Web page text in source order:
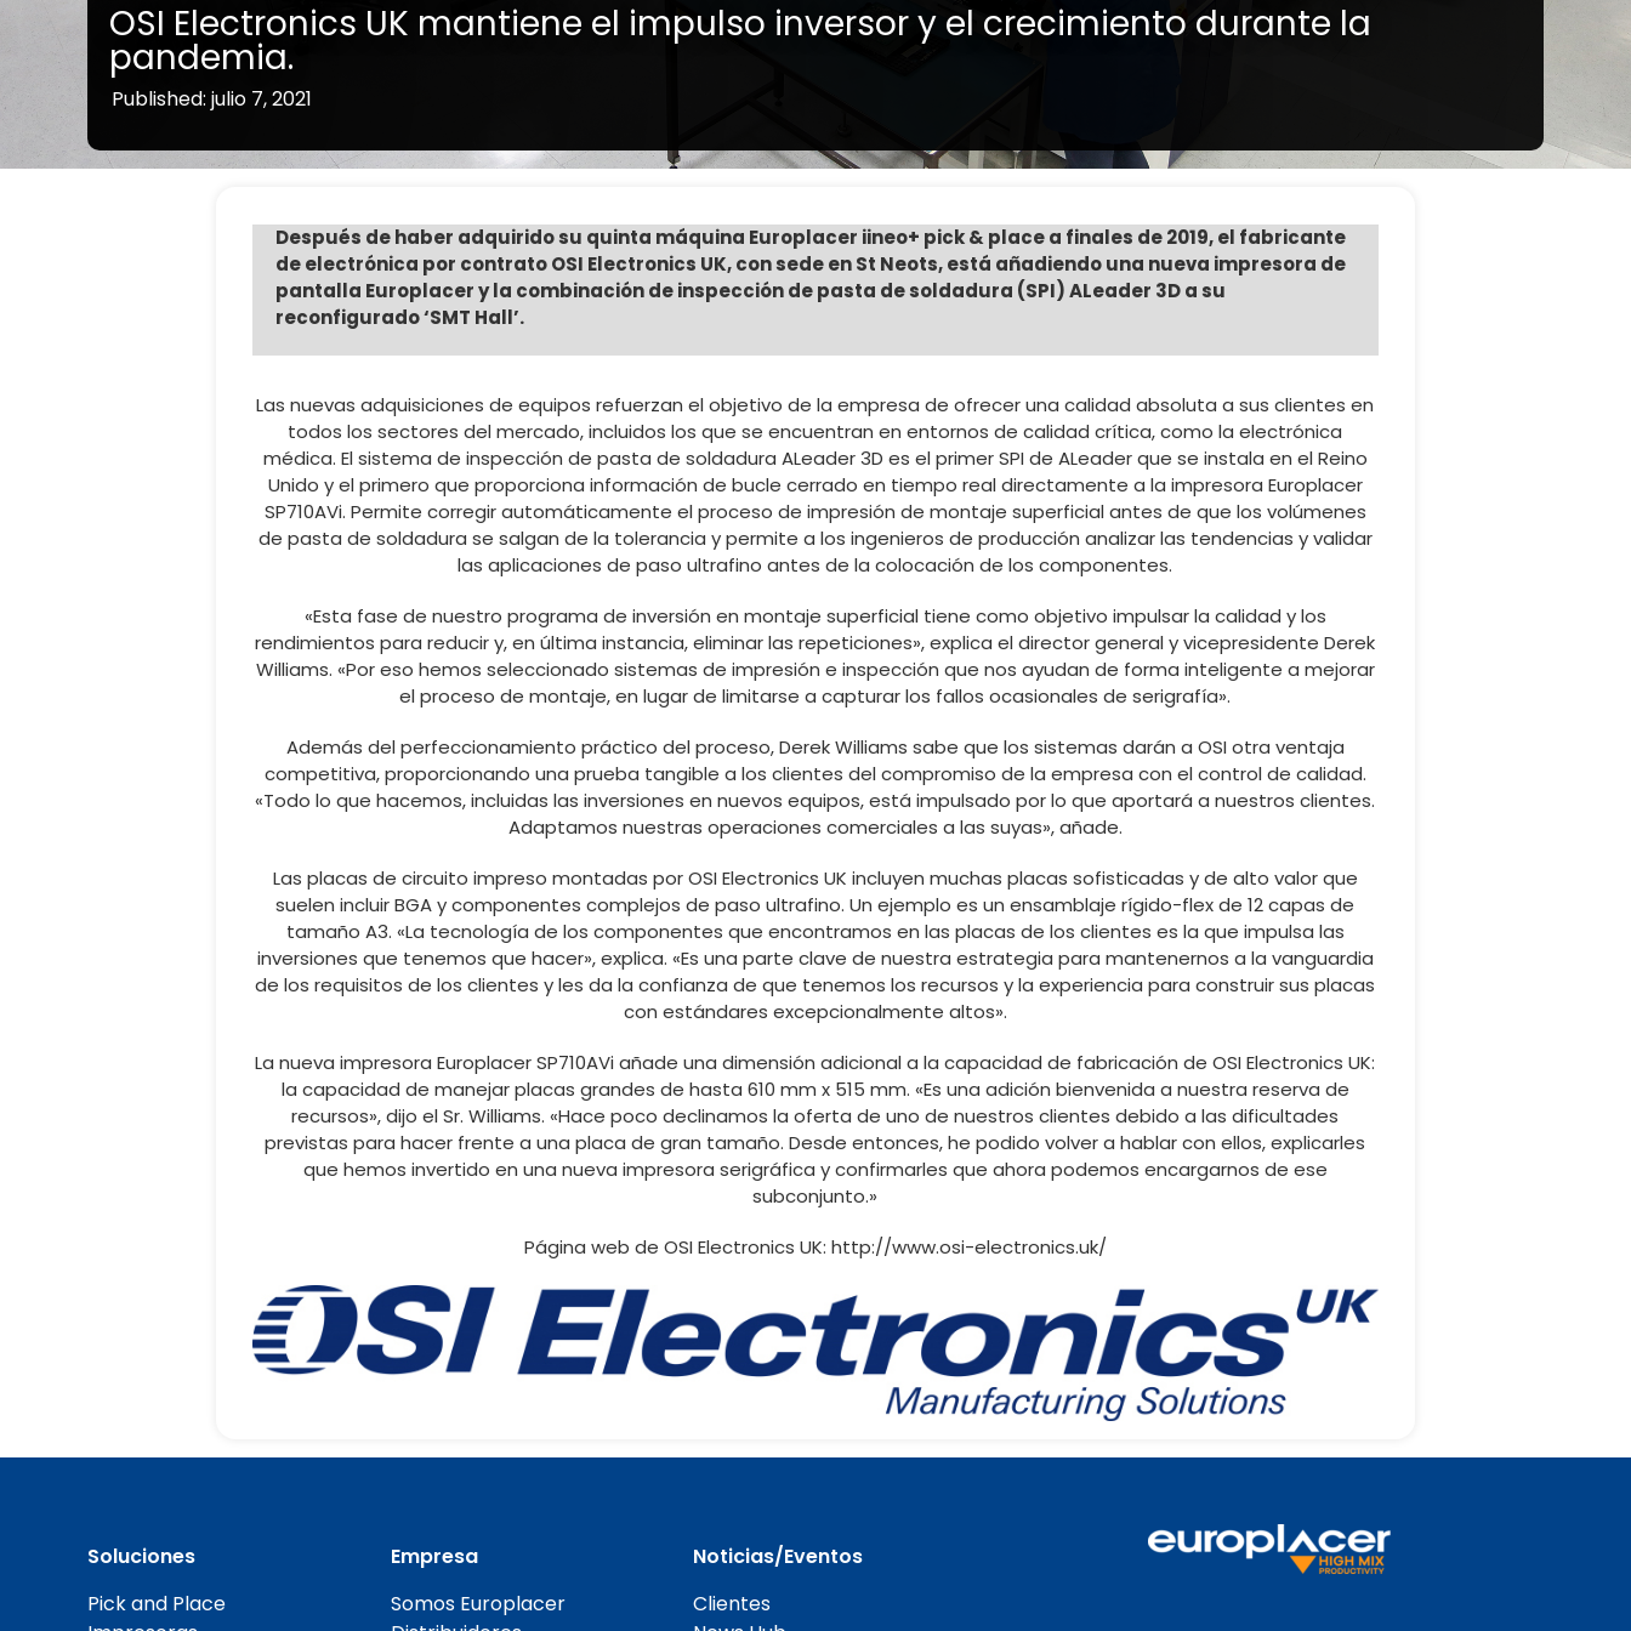
OSI Electronics UK mantiene el impulso inversor y el crecimiento durante la
pandemia.
Published: julio 7, 2021
Después de haber adquirido su quinta máquina Europlacer iineo+ pick & place a finales de 2019, el fabricante
de electrónica por contrato OSI Electronics UK, con sede en St Neots, está añadiendo una nueva impresora de
pantalla Europlacer y la combinación de inspección de pasta de soldadura (SPI) ALeader 3D a su
reconfigurado ‘SMT Hall’.
Las nuevas adquisiciones de equipos refuerzan el objetivo de la empresa de ofrecer una calidad absoluta a sus clientes en
todos los sectores del mercado, incluidos los que se encuentran en entornos de calidad crítica, como la electrónica
médica. El sistema de inspección de pasta de soldadura ALeader 3D es el primer SPI de ALeader que se instala en el Reino
Unido y el primero que proporciona información de bucle cerrado en tiempo real directamente a la impresora Europlacer
SP710AVi. Permite corregir automáticamente el proceso de impresión de montaje superficial antes de que los volúmenes
de pasta de soldadura se salgan de la tolerancia y permite a los ingenieros de producción analizar las tendencias y validar
las aplicaciones de paso ultrafino antes de la colocación de los componentes.
«Esta fase de nuestro programa de inversión en montaje superficial tiene como objetivo impulsar la calidad y los
rendimientos para reducir y, en última instancia, eliminar las repeticiones», explica el director general y vicepresidente Derek
Williams. «Por eso hemos seleccionado sistemas de impresión e inspección que nos ayudan de forma inteligente a mejorar
el proceso de montaje, en lugar de limitarse a capturar los fallos ocasionales de serigrafía».
Además del perfeccionamiento práctico del proceso, Derek Williams sabe que los sistemas darán a OSI otra ventaja
competitiva, proporcionando una prueba tangible a los clientes del compromiso de la empresa con el control de calidad.
«Todo lo que hacemos, incluidas las inversiones en nuevos equipos, está impulsado por lo que aportará a nuestros clientes.
Adaptamos nuestras operaciones comerciales a las suyas», añade.
Las placas de circuito impreso montadas por OSI Electronics UK incluyen muchas placas sofisticadas y de alto valor que
suelen incluir BGA y componentes complejos de paso ultrafino. Un ejemplo es un ensamblaje rígido-flex de 12 capas de
tamaño A3. «La tecnología de los componentes que encontramos en las placas de los clientes es la que impulsa las
inversiones que tenemos que hacer», explica. «Es una parte clave de nuestra estrategia para mantenernos a la vanguardia
de los requisitos de los clientes y les da la confianza de que tenemos los recursos y la experiencia para construir sus placas
con estándares excepcionalmente altos».
La nueva impresora Europlacer SP710AVi añade una dimensión adicional a la capacidad de fabricación de OSI Electronics UK:
la capacidad de manejar placas grandes de hasta 610 mm x 515 mm. «Es una adición bienvenida a nuestra reserva de
recursos», dijo el Sr. Williams. «Hace poco declinamos la oferta de uno de nuestros clientes debido a las dificultades
previstas para hacer frente a una placa de gran tamaño. Desde entonces, he podido volver a hablar con ellos, explicarles
que hemos invertido en una nueva impresora serigráfica y confirmarles que ahora podemos encargarnos de ese
subconjunto.»
Página web de OSI Electronics UK: http://www.osi-electronics.uk/
Soluciones
Pick and Place
Empresa
Somos Europlacer
Noticias/Eventos
Clientes